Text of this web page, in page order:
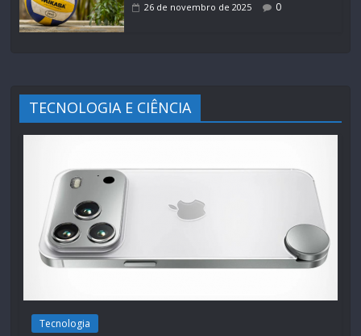
26 de novembro de 2025 0
TECNOLOGIA E CIÊNCIA
Tecnologia